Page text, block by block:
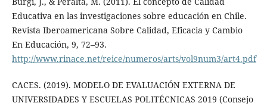
Educativa en las investigaciones sobre educación en Chile.
Revista Iberoamericana Sobre Calidad, Eficacia y Cambio
En Educación, 9, 72–93.
http://www.rinace.net/reice/numeros/arts/vol9num3/art4.pdf
CACES. (2019). MODELO DE EVALUACIÓN EXTERNA DE
UNIVERSIDADES Y ESCUELAS POLITÉCNICAS 2019 (Consejo